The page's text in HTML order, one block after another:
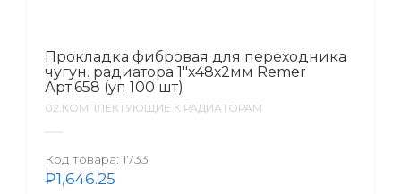
Прокладка фибровая для переходника
чугун. радиатора 1″х48х2мм Remer
Арт.658 (уп 100 шт)
02.КОМПЛЕКТУЮЩИЕ К РАДИАТОРАМ
Код товара: 1733
₽1,646.25